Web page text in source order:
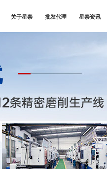
关于星泰 批发代理 星泰资讯